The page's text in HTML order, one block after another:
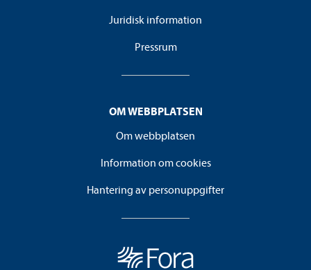
Juridisk information
Pressrum
OM WEBBPLATSEN
Om webbplatsen
Information om cookies
Hantering av personuppgifter